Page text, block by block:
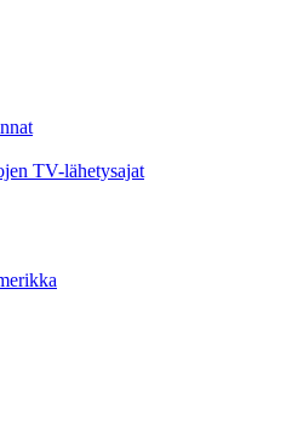
TV-lähetysajat